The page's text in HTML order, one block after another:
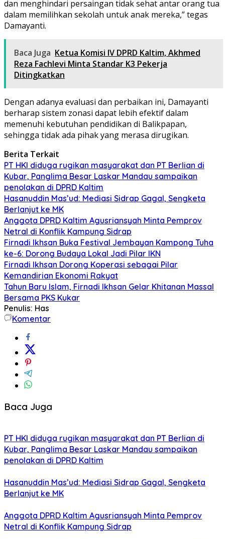
dan menghindari persaingan tidak sehat antar orang tua
dalam memilihkan sekolah untuk anak mereka,” tegas
Damayanti.
Baca Juga Ketua Komisi IV DPRD Kaltim, Akhmed
Reza Fachlevi Minta Standar K3 Pekerja
Ditingkatkan
Dengan adanya evaluasi dan perbaikan ini, Damayanti
berharap sistem zonasi dapat lebih efektif dalam
memenuhi kebutuhan pendidikan di Balikpapan,
sehingga tidak ada pihak yang merasa dirugikan.
Berita Terkait
PT HKI diduga rugikan masyarakat dan PT Berlian di
Kubar, Panglima Besar Laskar Mandau sampaikan
penolakan di DPRD Kaltim
Hasanuddin Mas’ud: Mediasi Sidrap Gagal, Sengketa
Berlanjut ke MK
Anggota DPRD Kaltim Agusriansyah Minta Pemprov
Netral di Konflik Kampung Sidrap
Firnadi Ikhsan Buka Festival Jembayan Kampong Tuha
ke-6: Dorong Budaya Lokal Jadi Pilar IKN
Firnadi Ikhsan Dorong Koperasi sebagai Pilar
Kemandirian Ekonomi Rakyat
Tahun Baru Islam, Firnadi Ikhsan Gelar Khitanan Massal
Bersama PKS Kukar
Penulis: Has
Komentar
Baca Juga
PT HKI diduga rugikan masyarakat dan PT Berlian di
Kubar, Panglima Besar Laskar Mandau sampaikan
penolakan di DPRD Kaltim
Hasanuddin Mas’ud: Mediasi Sidrap Gagal, Sengketa
Berlanjut ke MK
Anggota DPRD Kaltim Agusriansyah Minta Pemprov
Netral di Konflik Kampung Sidrap